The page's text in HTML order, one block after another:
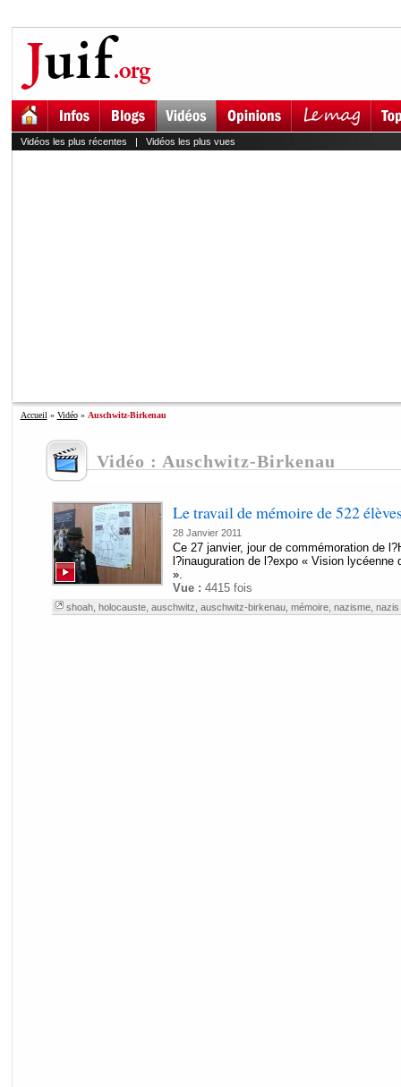
Vidéos les plus récentes | Vidéos les plus vues
Accueil » Vidéo» Auschwitz-Birkenau
Vidéo : Auschwitz-Birkenau
Le travail de mémoire de 522
28 Janvier 2011
Ce 27 janvier, jour de commémoration de
l?inauguration de l?expo « Vision
».
Vue : 4415 fois
shoah, holocauste, auschwitz auschwitz-birkenau, mémoire, nazisme, nazis